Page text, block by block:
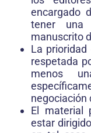
encargado
tener una
manuscrito
La
respetada
menos
negociación
El material
estar